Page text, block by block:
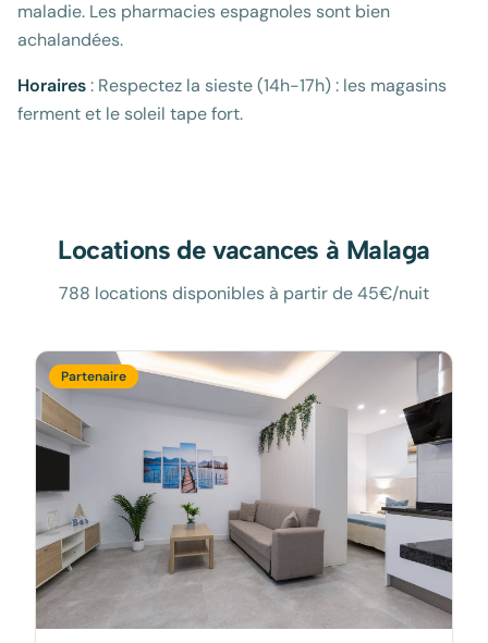
maladie. Les pharmacies espagnoles sont bien
achalandées.
Horaires: Respectez la sieste (14h-17h) : les magasins
ferment et le soleil tape fort.
Locations de vacances à Malaga
788 locations disponibles à partir de 45€/nuit
Partenaire